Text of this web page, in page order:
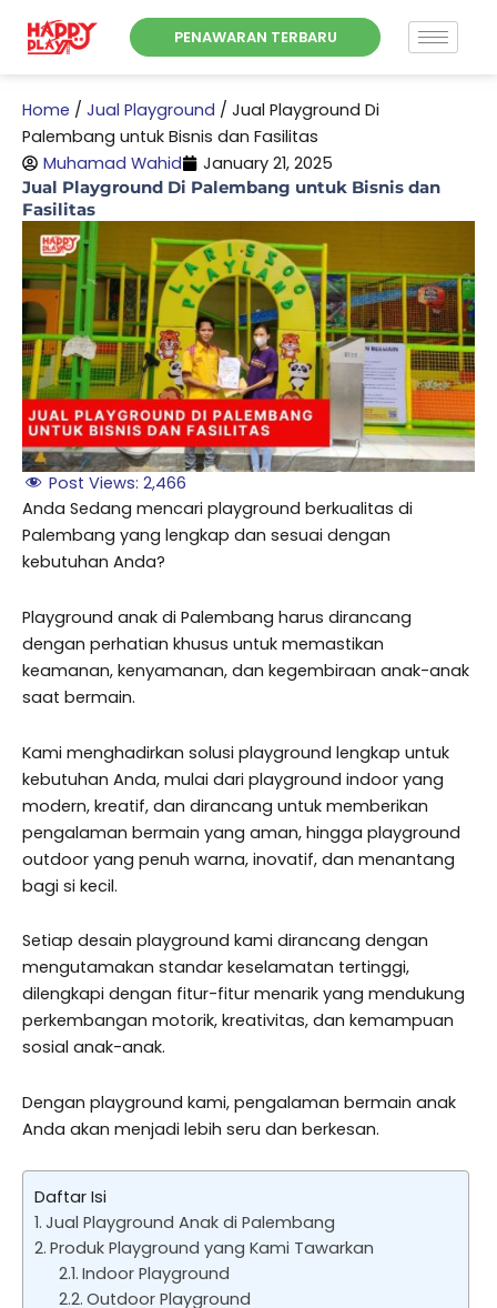
PENAWARAN TERBARU
Home / Jual Playground / Jual Playground Di
Palembang untuk Bisnis dan Fasilitas
Muhamad Wahid
January 21, 2025
Jual Playground Di Palembang untuk Bisnis dan
Fasilitas
Post Views: 2,466
Anda Sedang mencari playground berkualitas di
Palembang yang lengkap dan sesuai dengan
kebutuhan Anda?
Playground anak di Palembang harus dirancang
dengan perhatian khusus untuk memastikan
keamanan, kenyamanan, dan kegembiraan anak-anak
saat bermain.
Kami menghadirkan solusi playground lengkap untuk
kebutuhan Anda, mulai dari playground indoor yang
modern, kreatif, dan dirancang untuk memberikan
pengalaman bermain yang aman, hingga playground
outdoor yang penuh warna, inovatif, dan menantang
bagi si kecil.
Setiap desain playground kami dirancang dengan
mengutamakan standar keselamatan tertinggi,
dilengkapi dengan fitur-fitur menarik yang mendukung
perkembangan motorik, kreativitas, dan kemampuan
sosial anak-anak.
Dengan playground kami, pengalaman bermain anak
Anda akan menjadi lebih seru dan berkesan.
Daftar Isi
Jual Playground Anak di Palembang
Produk Playground yang Kami Tawarkan
Indoor Playground
Outdoor Playground